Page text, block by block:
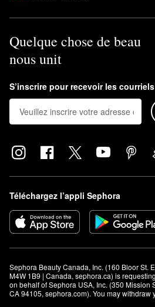
Quelque chose de beau
nous unit
S’inscrire pour recevoir les
Téléchargez l’appli Sephora
Sephora Beauty Canada, Inc. (160 Bloor St.
M4W 1B9 | Canada, sephora.ca) is
on behalf of Sephora USA, Inc. (350 Mission
CA 94105, sephora.com). You may withdraw